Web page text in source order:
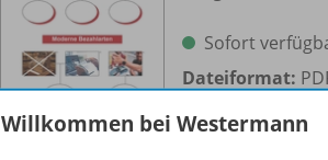
Sofort
Dateiformat:
Willkommen bei Westermann